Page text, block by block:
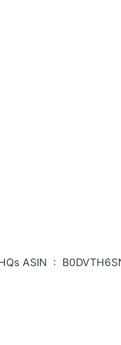
Direitos Autorais para Histórias em Quadrinhos: Diálogos possíveis entre a lei e a criação